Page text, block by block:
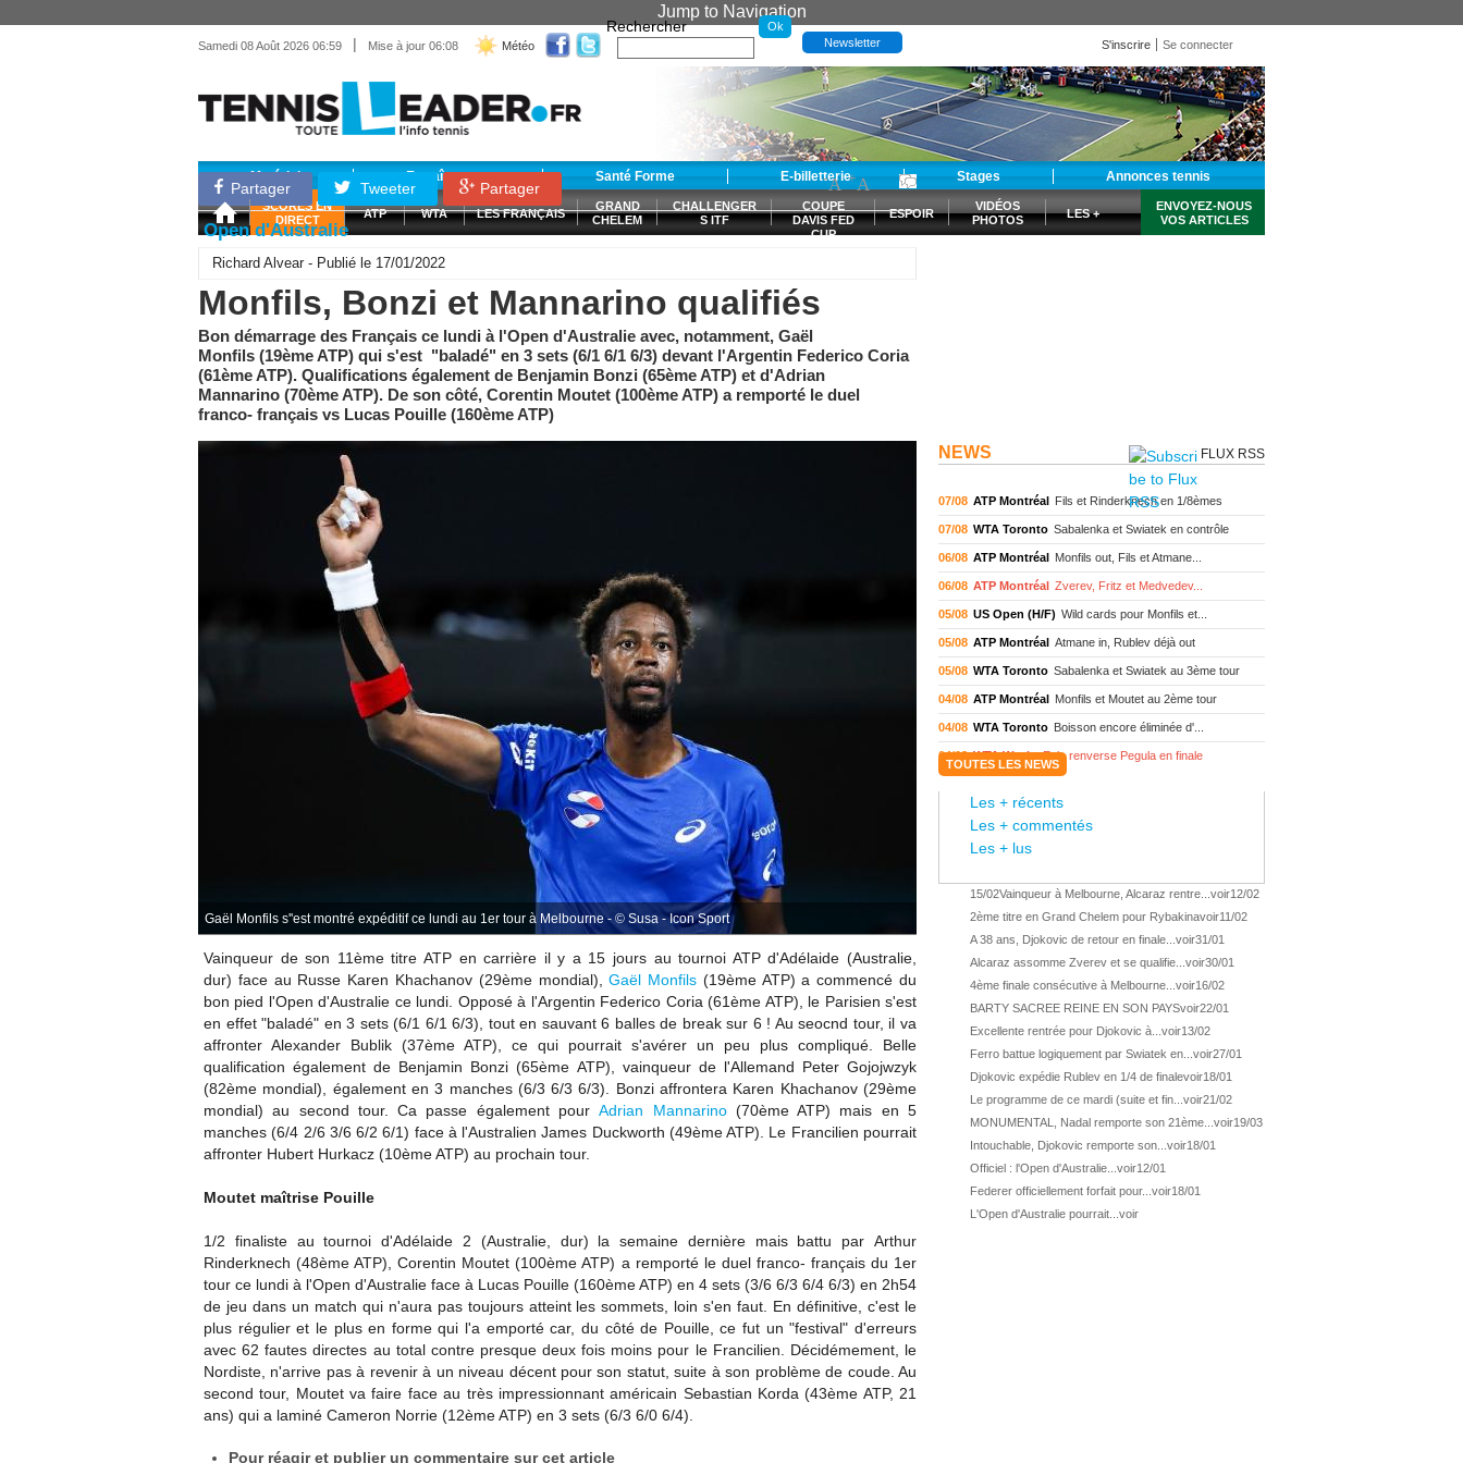
Jump to Navigation
Samedi 08 Août 2026 06:59 | Mise à jour 06:08 Météo
Rechercher
Newsletter S'inscrire Se connecter
Matériel Entraînement Santé Forme E-billetterie Stages Annonces tennis
SCORES EN
DIRECT
ATP WTA LES FRANÇAIS
GRAND
CHELEM
CHALLENGER
S ITF
COUPE
DAVIS FED
CUP
ESPOIR
VIDÉOS
PHOTOS
LES +
ENVOYEZ-NOUS
VOS ARTICLES
Partager Tweeter Partager
-A +A
Open d'Australie
Richard Alvear - Publié le 17/01/2022
Monfils, Bonzi et Mannarino qualifiés
Bon démarrage des Français ce lundi à l'Open d'Australie avec, notamment, Gaël
Monfils (19ème ATP) qui s'est "baladé" en 3 sets (6/1 6/1 6/3) devant l'Argentin Federico Coria
(61ème ATP). Qualifications également de Benjamin Bonzi (65ème ATP) et d'Adrian
Mannarino (70ème ATP). De son côté, Corentin Moutet (100ème ATP) a remporté le duel
franco- français vs Lucas Pouille (160ème ATP)
Gaël Monfils s''est montré expéditif ce lundi au 1er tour à Melbourne - © Susa - Icon Sport
Vainqueur de son 11ème titre ATP en carrière il y a 15 jours autournoi ATP d'Adélaide (Australie,
dur) face au Russe Karen Khachanov (29ème mondial),Gaël Monfils (19ème ATP) a commencé du
bon pied l'Open d'Australie ce lundi. Opposé à l'Argentin Federico Coria (61ème ATP), le Parisien s'est
en effet "baladé" en 3 sets (6/1 6/1 6/3), tout en sauvant 6 balles de break sur 6 ! Au seocnd tour, il va
affronter Alexander Bublik (37ème ATP), ce qui pourrait s'avérer un peu plus compliqué. Belle
qualification également de Benjamin Bonzi (65ème ATP), vainqueur de l'Allemand Peter Gojojwzyk
(82ème mondial), également en 3 manches (6/3 6/3 6/3). Bonzi affrontera Karen Khachanov (29ème
mondial) au second tour. Ca passe également pour Adrian Mannarino(70ème ATP) mais en 5
manches (6/4 2/6 3/6 6/2 6/1) face à l'Australien James Duckworth (49ème ATP). Le Francilien pourrait
affronter Hubert Hurkacz (10ème ATP) au prochain tour.
Moutet maîtrise Pouille
1/2 finaliste autournoi d'Adélaide 2 (Australie, dur) la semaine dernière mais battu parArthur
Rinderknech (48ème ATP),Corentin Moutet (100ème ATP) a remporté le duel franco- français du 1er
tour ce lundi à l'Open d'Australie face à Lucas Pouille (160ème ATP) en 4 sets (3/6 6/3 6/4 6/3) en 2h54
de jeu dans un match qui n'aura pas toujours atteint les sommets, loin s'en faut. En définitive, c'est le
plus régulier et le plus en forme qui l'a emporté car, du côté de Pouille, ce fut un "festival" d'erreurs
avec 62 fautes directes au total contre presque deux fois moins pour le Francilien. Décidémement, le
Nordiste, n'arrive pas à revenir à un niveau décent pour son statut, suite à son problème de coude. Au
second tour, Moutet va faire face au très impressionnant américain Sebastian Korda (43ème ATP, 21
ans) qui a laminé Cameron Norrie (12ème ATP) en 3 sets (6/3 6/0 6/4).
Pour réagir et publier un commentaire sur cet article
NEWS FLUX RSS
07/08 ATP Montréal Fils et Rinderknech en 1/8èmes
07/08 WTA Toronto Sabalenka et Swiatek en contrôle
06/08 ATP Montréal Monfils out, Fils et Atmane...
06/08 ATP Montréal Zverev, Fritz et Medvedev...
05/08 US Open (H/F) Wild cards pour Monfils et...
05/08 ATP Montréal Atmane in, Rublev déjà out
05/08 WTA Toronto Sabalenka et Swiatek au 3ème tour
04/08 ATP Montréal Monfils et Moutet au 2ème tour
04/08 WTA Toronto Boisson encore éliminée d'...
04/08 WTA Wash. Eala renverse Pegula en finale
WTA Memphis Liutova, 16 ans et déjà titrée
ATP Wash.
WTA Wash. Eala domine Svitolina
ATP Wash. De Minaur éliminé en 1/4
ATP Los Cabos 1ère 1/2 finale pour Géa
WTA Washington Svitolina et Pegula en 1/4
ATP Wash. Pas de 1/4 pour Humbert et Atmane
ATP Washington De Minaur domine Tsitsipas
WTA Washington Fernandez débute bien
ATP Washington Fritz et Musetti en 1/8èmes
ATP Estoril Van Assche remporte son 1er...
TOUTES LES NEWS
Les + récents
Les + commentés
Les + lus
15/02Vainqueur à Melbourne, Alcaraz rentre... voir12/02
2ème titre en Grand Chelem pour Rybakinavoir11/02
A 38 ans, Djokovic de retour en finale... voir31/01
Alcaraz assomme Zverev et se qualifie... voir30/01
4ème finale consécutive à Melbourne... voir16/02
BARTY SACREE REINE EN SON PAYSvoir22/01
Excellente rentrée pour Djokovic à... voir13/02
Ferro battue logiquement par Swiatek en... voir27/01
Djokovic expédie Rublev en 1/4 de finalevoir18/01
Le programme de ce mardi (suite et fin... voir21/02
MONUMENTAL, Nadal remporte son 21ème... voir19/03
Intouchable, Djokovic remporte son... voir18/01
Officiel : l'Open d'Australie... voir12/01
Federer officiellement forfait pour... voir18/01
L'Open d'Australie pourrait... voir